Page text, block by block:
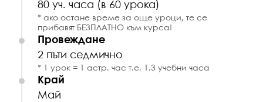
80 уч. часа (в 60 урока)
ако остане време за още уроци, те се
прибавят БЕЗПЛАТНО към курса!
Провеждане
2 пъти седмично
1 урок = 1 астр. час т.е. 1.3 учебни часа
Край
Май